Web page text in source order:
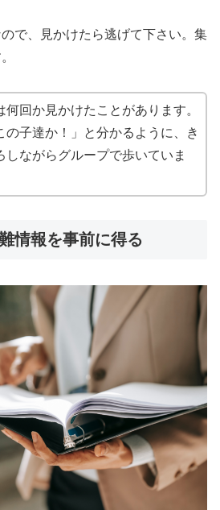
で、見かけたら逃げて下さい。集
何回か見かけたことがあります。
の子達か！」と分かるように、き
しながらグループで歩いていま
情報を事前に得る